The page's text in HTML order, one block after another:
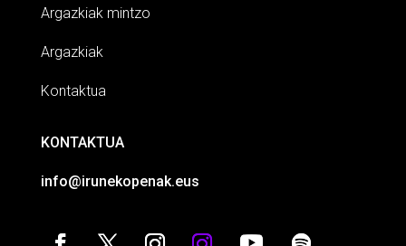
Argazkiak mintzo
Argazkiak
Kontaktua
KONTAKTUA
info@irunekopenak.eus